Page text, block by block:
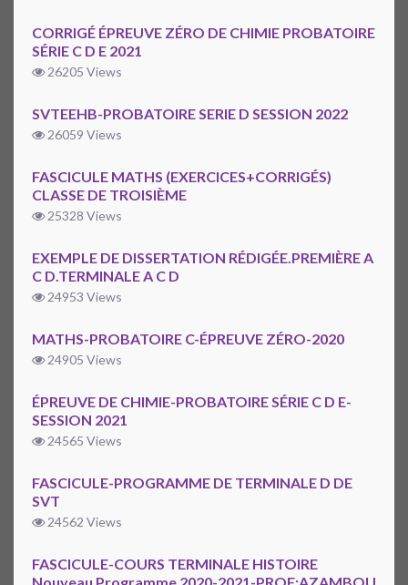
CORRIGÉ ÉPREUVE ZÉRO DE CHIMIE PROBATOIRE
SÉRIE C D E 2021
26205 Views
SVTEEHB-PROBATOIRE SERIE D SESSION 2022
26059 Views
FASCICULE MATHS (EXERCICES+CORRIGÉS)
CLASSE DE TROISIÈME
25328 Views
EXEMPLE DE DISSERTATION RÉDIGÉE.PREMIÈRE A
C D.TERMINALE A C D
24953 Views
MATHS-PROBATOIRE C-ÉPREUVE ZÉRO-2020
24905 Views
ÉPREUVE DE CHIMIE-PROBATOIRE SÉRIE C D E-
SESSION 2021
24565 Views
FASCICULE-PROGRAMME DE TERMINALE D DE
SVT
24562 Views
FASCICULE-COURS TERMINALE HISTOIRE